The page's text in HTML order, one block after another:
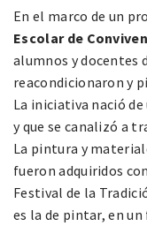
En el marco de un
Escolar de
alumnos y docentes
reacondicionaron y
La iniciativa nació
y que se canalizó a
La pintura y
fueron adquiridos
Festival de la
es la de pintar, en